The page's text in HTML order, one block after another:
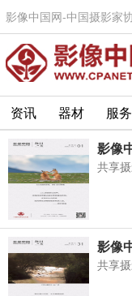
影像中国网-中国摄影家
资讯 器材 服务
影像
共享
影像
共享